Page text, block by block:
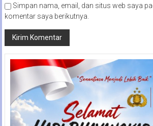
Simpan nama, email, dan situs web saya
komentar saya berikutnya.